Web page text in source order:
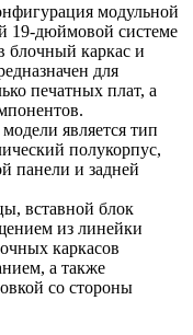
модульной
19-дюймовой системе
блочный каркас и
для
печатных плат, а
является тип
полукорпус,
панели и задней
вставной блок
из линейки
каркасов
а также
со стороны